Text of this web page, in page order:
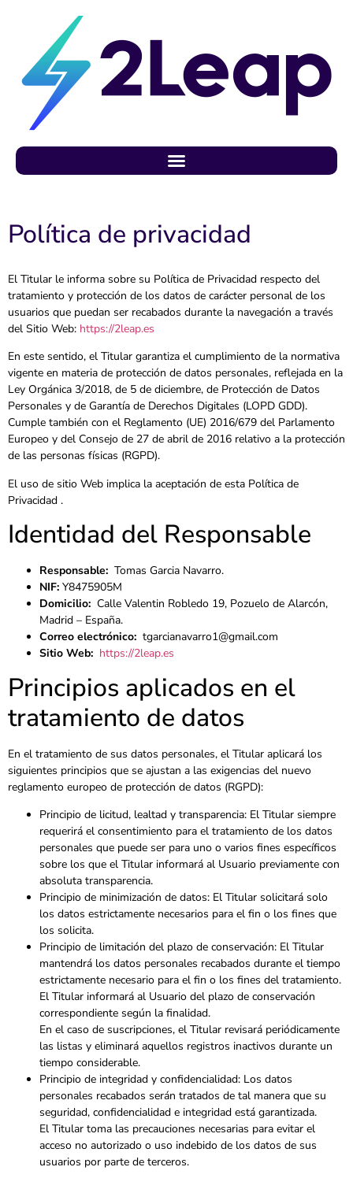
Política de privacidad
El Titular le informa sobre su Política de Privacidad respecto del
tratamiento y protección de los datos de carácter personal de los
usuarios que puedan ser recabados durante la navegación a través
del Sitio Web: https://2leap.es
En este sentido, el Titular garantiza el cumplimiento de la normativa
vigente en materia de protección de datos personales, reflejada en la
Ley Orgánica 3/2018, de 5 de diciembre, de Protección de Datos
Personales y de Garantía de Derechos Digitales (LOPD GDD).
Cumple también con el Reglamento (UE) 2016/679 del Parlamento
Europeo y del Consejo de 27 de abril de 2016 relativo a la protección
de las personas físicas (RGPD).
El uso de sitio Web implica la aceptación de esta Política de
Privacidad .
Identidad del Responsable
Responsable: Tomas Garcia Navarro.
NIF: Y8475905M
Domicilio: Calle Valentin Robledo 19, Pozuelo de Alarcón,
Madrid – España.
Correo electrónico: tgarcianavarro1@gmail.com
Sitio Web: https://2leap.es
Principios aplicados en el
tratamiento de datos
En el tratamiento de sus datos personales, el Titular aplicará los
siguientes principios que se ajustan a las exigencias del nuevo
reglamento europeo de protección de datos (RGPD):
Principio de licitud, lealtad y transparencia: El Titular siempre
requerirá el consentimiento para el tratamiento de los datos
personales que puede ser para uno o varios fines específicos
sobre los que el Titular informará al Usuario previamente con
absoluta transparencia.
Principio de minimización de datos: El Titular solicitará solo
los datos estrictamente necesarios para el fin o los fines que
los solicita.
Principio de limitación del plazo de conservación: El Titular
mantendrá los datos personales recabados durante el tiempo
estrictamente necesario para el fin o los fines del tratamiento.
El Titular informará al Usuario del plazo de conservación
correspondiente según la finalidad.
En el caso de suscripciones, el Titular revisará periódicamente
las listas y eliminará aquellos registros inactivos durante un
tiempo considerable.
Principio de integridad y confidencialidad: Los datos
personales recabados serán tratados de tal manera que su
seguridad, confidencialidad e integridad está garantizada.
El Titular toma las precauciones necesarias para evitar el
acceso no autorizado o uso indebido de los datos de sus
usuarios por parte de terceros.